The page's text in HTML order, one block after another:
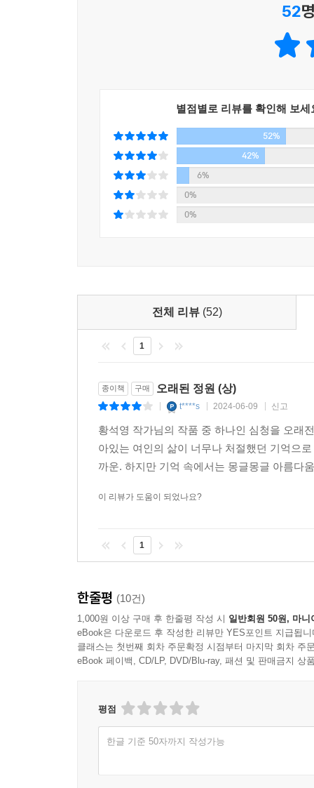
하고 무겁게 밑바닥에서 울려나오는 저음만 날
포르르, 잔바람에는 살랑살랑, 거센 바람에는 휘
로 퐁당 뛰어들기도 하구요. 갈뫼의 여름은 살아
[...] 하지만 눈을 뜨고 자세히 둘러보면 자연은 끊
포르르, 잔바람에는 살랑살랑, 거센 바람에는 휘
연상되지요. 나와 내 친구들이 겪은 일들이
황석영: 나는 유행어인 '모래시계 세대'니 '386
끝자락에 서게 된 것입니다. 나는 당시에 기성
없었지요. 어느 유행가 대목처럼, 우리가 겪은
'우리는 그때 너무도 사랑했지만 사랑의 방법
한마디로 이들 '80년대 세대의 진혼곡'이라고
가슴속에 살아 있으리라 믿습니다.
다만 옥에서 한 삼년쯤까지는 조금 달랐는데요.
어느날 이게 아니라는 생각이 들었습니다. 마음
내가 주위 잡범들과 농담도 하고 교도관들과
평상심이 어디서나 가장 중요한 듯합니다. 그
책들을 다시 읽다가 소스라쳐 놀란 적이 있습니
구체적인 관계 속에서만 사람은 온전하게 생각
아니니까요. 또한 독방에 오래 살다보면 말을 할
신기한 일은 나와서 한달쯤 되니까 그 안에서 생
황석영: 처음에 나와서는 그냥 '문예의 동산에
났습니다. 요즈음 한국소설은 일종의 '현실방기'
것을 다루면 '천박하고 비예술적'이라는 생각까
현실의 한복판에 서있습니다. 지난 몇년 동안 대
이러다가는 영화가 지상에서 몇발짝 떠 있는 문학
문학과 영상은 일심동체입니다. 지금도 우리는
생각하고 있습니다. 모든 문화의 기초는 역시 아
--- 창작과비평사 편집국과의 인터뷰 내용 중
52
별점별로 리뷰를 확인해 보세
52%
42%
6%
0%
0%
전체 리뷰 (52)
1
종이책 구매 오래된 정원 (상)
t****s 2024-06-09 신고
황석영 작가님의 작품 중 하나인 심청을 오래
아있는 여인의 삶이 너무나 처절했던 기억으
까운. 하지만 기억 속에서는 몽글몽글 아름다
이 리뷰가 도움이 되었나요?
1
한줄평 (10건)
1,000원 이상 구매 후 한줄평 작성 시 일반회원 50원, 마니
eBook은 다운로드 후 작성한 리뷰만 YES포인트 지급됩니
클래스는 첫번째 회차 주문확정 시점부터 마지막 회차 주
eBook 페이백, CD/LP, DVD/Blu-ray, 패션 및 판매금지 상
평점
한글 기준 50자까지 작성가능